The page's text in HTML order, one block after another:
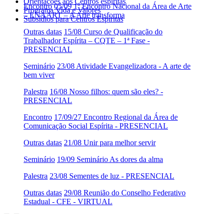
Programa Vida e Valores
Subsídios para Centros Espíritas
Encontro 05/09 1º Encontro Nacional da Área de Arte
– ENAART – A Arte transforma
Outras datas 15/08 Curso de Qualificação do
Trabalhador Espírita – CQTE – 1ª Fase -
PRESENCIAL
Seminário 23/08 Atividade Evangelizadora - A arte de
bem viver
Palestra 16/08 Nosso filhos: quem são eles? -
PRESENCIAL
Encontro 17/09/27 Encontro Regional da Área de
Comunicação Social Espírita - PRESENCIAL
Outras datas 21/08 Unir para melhor servir
Seminário 19/09 Seminário As dores da alma
Palestra 23/08 Sementes de luz - PRESENCIAL
Outras datas 29/08 Reunião do Conselho Federativo
Estadual - CFE - VIRTUAL